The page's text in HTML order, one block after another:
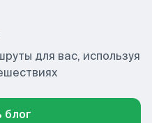
для вас, используя
блог